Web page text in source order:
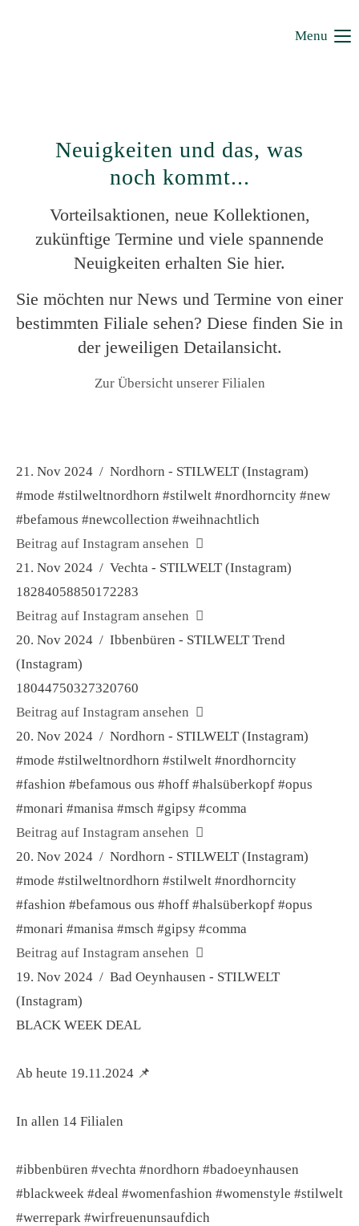
Menu
Neuigkeiten und das, was
noch kommt...
Vorteilsaktionen, neue Kollektionen,
zukünftige Termine und viele spannende
Neuigkeiten erhalten Sie hier.
Sie möchten nur News und Termine von einer
bestimmten Filiale sehen? Diese finden Sie in
der jeweiligen Detailansicht.
Zur Übersicht unserer Filialen
21. Nov 2024 / Nordhorn - STILWELT (Instagram)
#mode #stilweltnordhorn #stilwelt #nordhorncity #new
#befamous #newcollection #weihnachtlich
Beitrag auf Instagram ansehen
21. Nov 2024 / Vechta - STILWELT (Instagram)
18284058850172283
Beitrag auf Instagram ansehen
20. Nov 2024 / Ibbenbüren - STILWELT Trend
(Instagram)
18044750327320760
Beitrag auf Instagram ansehen
20. Nov 2024 / Nordhorn - STILWELT (Instagram)
#mode #stilweltnordhorn #stilwelt #nordhorncity
#fashion #befamous ous #hoff #halsüberkopf #opus
#monari #manisa #msch #gipsy #comma
Beitrag auf Instagram ansehen
20. Nov 2024 / Nordhorn - STILWELT (Instagram)
#mode #stilweltnordhorn #stilwelt #nordhorncity
#fashion #befamous ous #hoff #halsüberkopf #opus
#monari #manisa #msch #gipsy #comma
Beitrag auf Instagram ansehen
19. Nov 2024 / Bad Oeynhausen - STILWELT
(Instagram)
BLACK WEEK DEAL
Ab heute 19.11.2024 📌
In allen 14 Filialen
#ibbenbüren #vechta #nordhorn #badoeynhausen
#blackweek #deal #womenfashion #womenstyle #stilwelt
#werrepark #wirfreuenunsaufdich